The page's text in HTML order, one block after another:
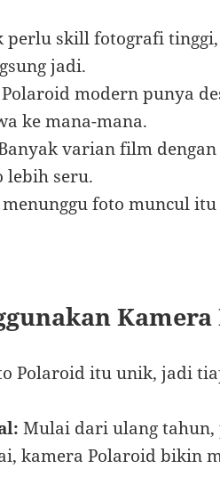
perlu skill fotografi
jadi.
modern punya
ke mana-mana.
varian film
lebih seru.
menunggu foto muncul
Polaroid itu unik, jadi
Mulai dari ulang tahun,
kamera Polaroid bikin